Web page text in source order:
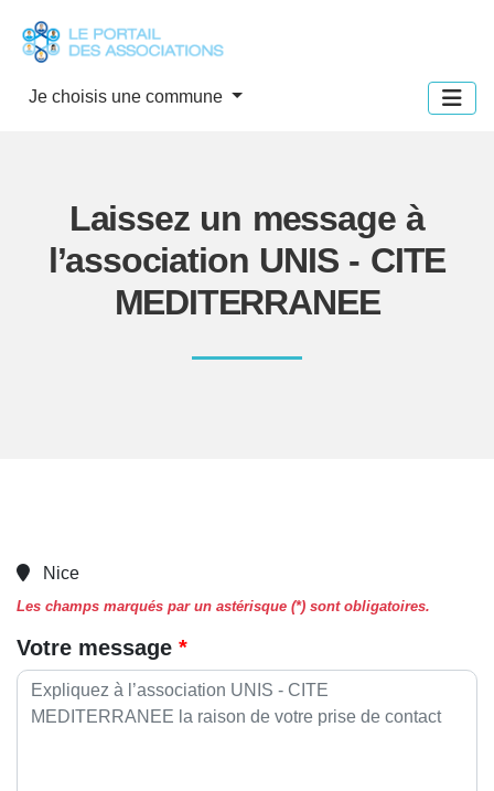
Je choisis une commune
Laissez un message à
l’association UNIS - CITE
MEDITERRANEE
Nice
Les champs marqués par un astérisque (*) sont obligatoires.
Votre message